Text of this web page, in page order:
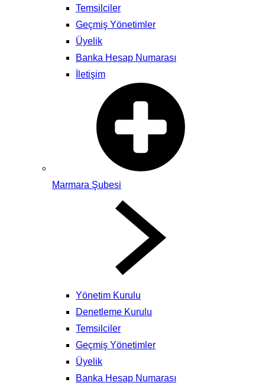
Temsilciler
Geçmiş Yönetimler
Üyelik
Banka Hesap Numarası
İletişim
Marmara Şubesi
Yönetim Kurulu
Denetleme Kurulu
Temsilciler
Geçmiş Yönetimler
Üyelik
Banka Hesap Numarası